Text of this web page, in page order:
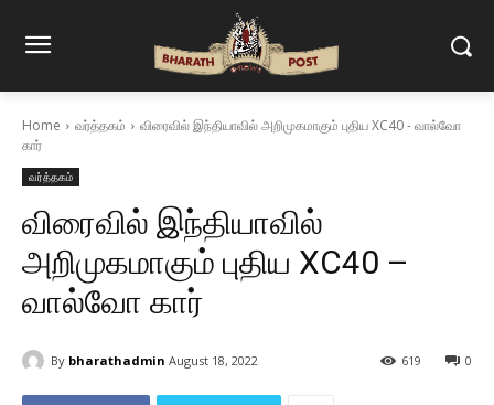
Home வர்த்தகம்
விரைவில் இந்தியாவில் அறிமுகமாகும் புதிய XC40 - வால்வோ
கார்
வர்த்தகம்
விரைவில் இந்தியாவில்
அறிமுகமாகும் புதிய XC40 –
வால்வோ கார்
By bharathadmin August 18, 2022 0
619